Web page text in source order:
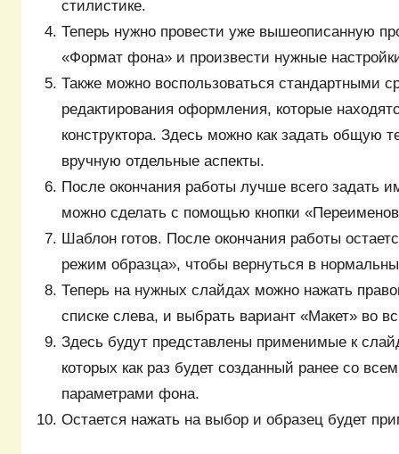
стилистике.
Теперь нужно провести уже вышеописанную
«Формат фона» и произвести нужные
Также можно воспользоваться стандартными
редактирования оформления, которые
конструктора. Здесь можно как задать общую
вручную отдельные аспекты.
После окончания работы лучше всего задать
можно сделать с помощью кнопки
Шаблон готов. После окончания работы
режим образца», чтобы вернуться в
Теперь на нужных слайдах можно нажать
списке слева, и выбрать вариант «Макет» во
Здесь будут представлены применимые к
которых как раз будет созданный ранее со
параметрами фона.
Остается нажать на выбор и образец будет